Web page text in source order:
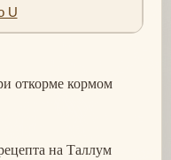
U
откорме кормом
на Таллум